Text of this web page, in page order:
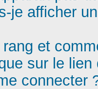
je afficher
et
sur le lien
connecter